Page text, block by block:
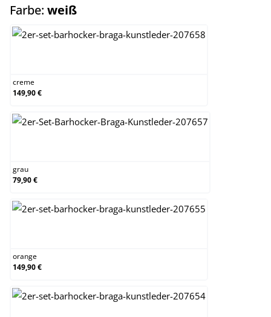
Farbe: weißauswählen
creme
149,90 €
grau
79,90 €
orange
149,90 €